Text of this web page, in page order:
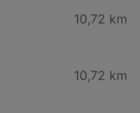
10,72 km
10,72 km